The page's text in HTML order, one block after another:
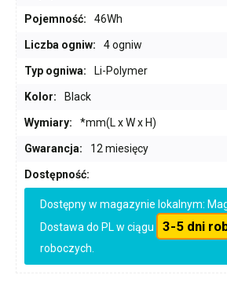
Pojemność: 46Wh
Liczba ogniw: 4 ogniw
Typ ogniwa: Li-Polymer
Kolor: Black
Wymiary: *mm(L x W x H)
Gwarancja: 12 miesięcy
Dostępność:
Dostępny w magazynie lokalnym:
Dostawa do PL w ciągu
3-5 dni
roboczych.